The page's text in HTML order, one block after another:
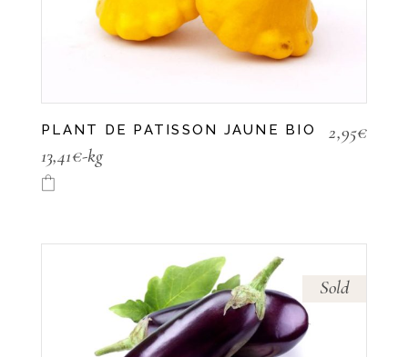
PLANT DE PATISSON JAUNE BIO 2,95€
13,41€-kg
Sold